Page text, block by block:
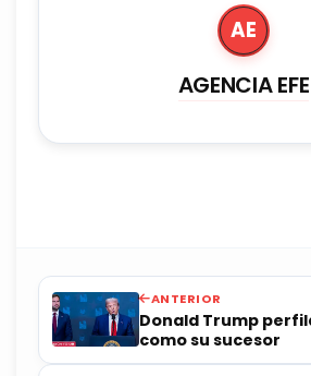
AE
AGENCIA EFE
ANTERIOR
Donald Trump
como su sucesor